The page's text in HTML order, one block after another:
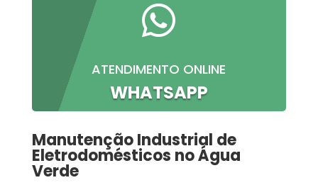

ATENDIMENTO ONLINE
WHATSAPP
Manutenção Industrial de
Eletrodomésticos no Água
Verde